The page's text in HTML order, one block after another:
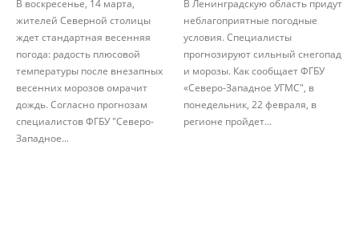
В воскресенье, 14 марта,
жителей Северной столицы
ждет стандартная весенняя
погода: радость плюсовой
температуры после внезапных
весенних морозов омрачит
дождь. Согласно прогнозам
специалистов ФГБУ "Северо-
Западное...
В Ленинградскую область придут
неблагоприятные погодные
условия. Специалисты
прогнозируют сильный снегопад
и морозы. Как сообщает ФГБУ
«Северо-Западное УГМС", в
понедельник, 22 февраля, в
регионе пройдет...